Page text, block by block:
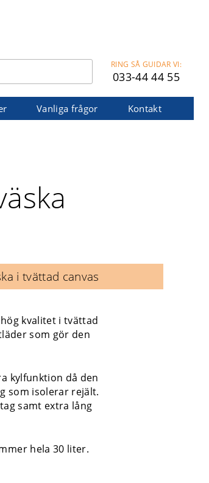
RING SÅ GUIDAR VI:
033-44 44 55
Vanliga frågor Kontakt
i tvättad canvas
kvalitet i tvättad
som gör den
kylfunktion då den
som isolerar rejält.
samt extra lång
hela 30 liter.